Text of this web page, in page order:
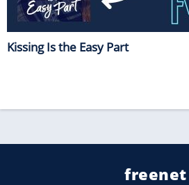
Kissing Is the Easy Part
freenet